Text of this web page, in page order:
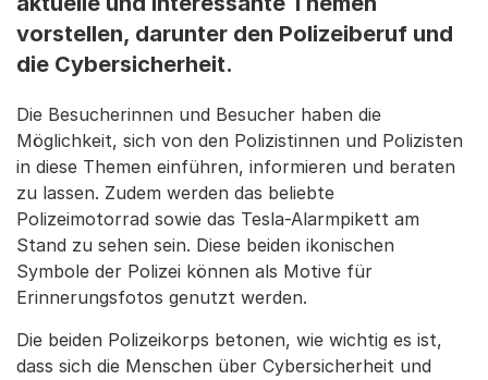
vorstellen, darunter den Polizeiberuf und
die Cybersicherheit.
Die Besucherinnen und Besucher haben die
Möglichkeit, sich von den Polizistinnen und Polizisten
in diese Themen einführen, informieren und beraten
zu lassen. Zudem werden das beliebte
Polizeimotorrad sowie das Tesla-Alarmpikett am
Stand zu sehen sein. Diese beiden ikonischen
Symbole der Polizei können als Motive für
Erinnerungsfotos genutzt werden.
Die beiden Polizeikorps betonen, wie wichtig es ist,
dass sich die Menschen über Cybersicherheit und